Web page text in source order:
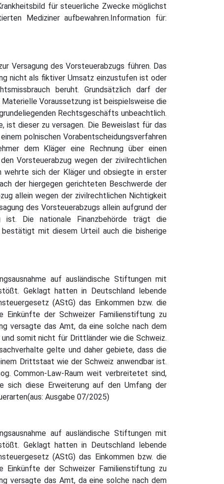
für steuerliche Zwecke möglichst
Mediziner aufbewahren.Information für:
Versagung des Vorsteuerabzugs führen. Das
nicht als fiktiver Umsatz einzustufen ist oder
beruht. Grundsätzlich darf der
Voraussetzung ist beispielsweise die
Rechtsgeschäfts unbeachtlich.
ist dieser zu versagen. Die Beweislast für das
polnischen Vorabentscheidungsverfahren
dem Kläger eine Rechnung über einen
Vorsteuerabzug wegen der zivilrechtlichen
wehrte sich der Kläger und obsiegte in erster
der hiergegen gerichteten Beschwerde der
allein wegen der zivilrechtlichen Nichtigkeit
des Vorsteuerabzugs allein aufgrund der
ist. Die nationale Finanzbehörde trägt die
bestätigt mit diesem Urteil auch die bisherige
auf ausländische Stiftungen mit
Geklagt hatten in Deutschland lebende
(AStG) das Einkommen bzw. die
Einkünfte der Schweizer Familienstiftung zu
versagte das Amt, da eine solche nach dem
somit nicht für Drittländer wie die Schweiz.
gelte und daher gebiete, dass die
Drittstaat wie der Schweiz anwendbar ist.
Common-Law-Raum weit verbreitetet sind,
sich diese Erweiterung auf den Umfang der
Ausgabe 07/2025)
auf ausländische Stiftungen mit
Geklagt hatten in Deutschland lebende
(AStG) das Einkommen bzw. die
Einkünfte der Schweizer Familienstiftung zu
versagte das Amt, da eine solche nach dem